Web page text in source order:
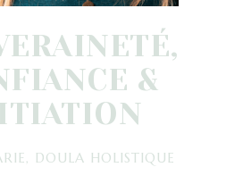
&
DOULA HOLISTIQUE